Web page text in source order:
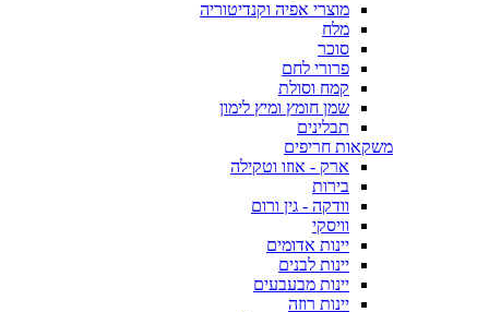
מוצרי אפיה וקנדיטוריה
מלח
סוכר
פרורי לחם
קמח וסולת
שמן חומץ ומיץ לימון
תבלינים
משקאות חריפים
ארק - אוזו וטקילה
בירות
וודקה - גין ורום
וויסקי
יינות אדומים
יינות לבנים
יינות מבעבעים
יינות רוזה